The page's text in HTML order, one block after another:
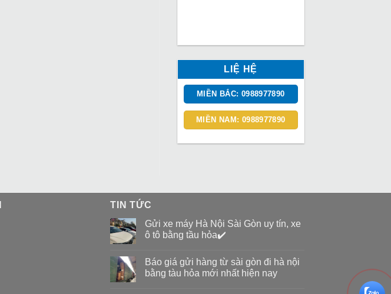
LIỆ HỆ
MIỀN BẮC: 0988977890
MIỀN NAM: 0988977890
TIN TỨC
Gửi xe máy Hà Nội Sài Gòn uy tín, xe
ô tô bằng tầu hỏa✔️
Báo giá gửi hàng từ sài gòn đi hà nội
bằng tàu hỏa mới nhất hiện nay